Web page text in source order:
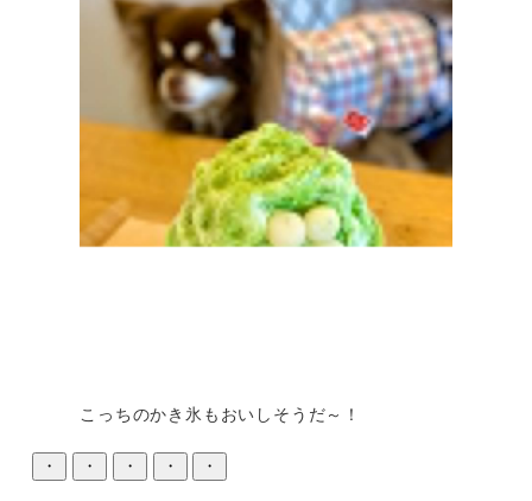
こっちのかき氷もおいしそうだ～！
・ ・ ・ ・ ・